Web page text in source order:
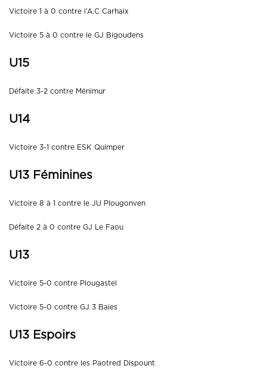
Victoire 1 à 0 contre l’A.C Carhaix
Victoire 5 à 0 contre le GJ Bigoudens
U15
Défaite 3-2 contre Ménimur
U14
Victoire 3-1 contre ESK Quimper
U13 Féminines
Victoire 8 à 1 contre le JU Plougonven
Défaite 2 à 0 contre GJ Le Faou
U13
Victoire 5-0 contre Plougastel
Victoire 5-0 contre GJ 3 Baies
U13 Espoirs
Victoire 6-0 contre les Paotred Dispount